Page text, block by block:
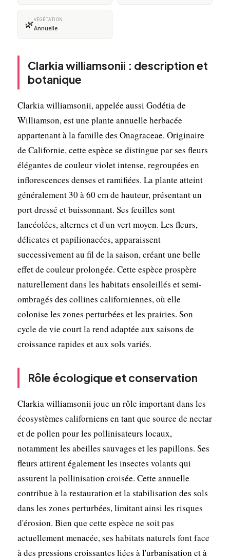
🌿VÉGÉTATION
Annuelle
Clarkia williamsonii : description et
botanique
Clarkia williamsonii, appelée aussi Godétia de
Williamson, est une plante annuelle herbacée
appartenant à la famille des Onagraceae. Originaire
de Californie, cette espèce se distingue par ses fleurs
élégantes de couleur violet intense, regroupées en
inflorescences denses et ramifiées. La plante atteint
généralement 30 à 60 cm de hauteur, présentant un
port dressé et buissonnant. Ses feuilles sont
lancéolées, alternes et d'un vert moyen. Les fleurs,
délicates et papilionacées, apparaissent
successivement au fil de la saison, créant une belle
effet de couleur prolongée. Cette espèce prospère
naturellement dans les habitats ensoleillés et semi-
ombragés des collines californiennes, où elle
colonise les zones perturbées et les prairies. Son
cycle de vie court la rend adaptée aux saisons de
croissance rapides et aux sols variés.
Rôle écologique et conservation
Clarkia williamsonii joue un rôle important dans les
écosystèmes californiens en tant que source de nectar
et de pollen pour les pollinisateurs locaux,
notamment les abeilles sauvages et les papillons. Ses
fleurs attirent également les insectes volants qui
assurent la pollinisation croisée. Cette annuelle
contribue à la restauration et la stabilisation des sols
dans les zones perturbées, limitant ainsi les risques
d'érosion. Bien que cette espèce ne soit pas
actuellement menacée, ses habitats naturels font face
à des pressions croissantes liées à l'urbanisation et à